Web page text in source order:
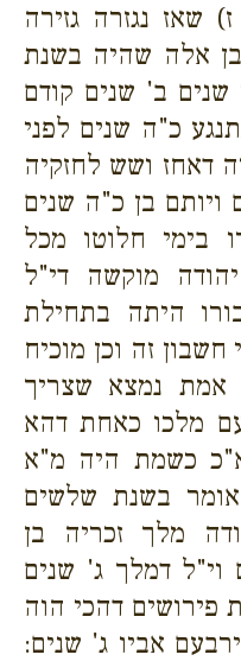
שאז נגזרה גזירה
אלה שהיה בשנת
ב' שנים קודם
כ"ה שנים לפני
דאחז ושש לחזקיה
בן כ"ה שנים
בימי חלוטו מכל
מוקשה די"ל
היתה בתחילת
זה וכן מוכיח
אמת נמצא שצריך
מלכו כאחת דהא
כשמת היה מ"א
אומר בשנת שלשים
מלך זכריה בן
דמלך ג' שנים
פירושים דהכי הוה
אביו ג' שנים: